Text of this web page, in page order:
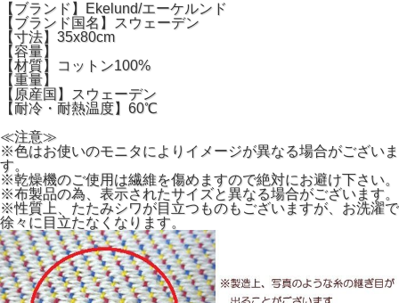
【ブランド】Ekelund/エーケルンド
【ブランド国名】スウェーデン
【寸法】35x80cm
【容量】
【材質】コットン100%
【重量】
【原産国】スウェーデン
【耐冷・耐熱温度】60℃
≪注意≫
※色はお使いのモニタによりイメージが異なる場合がございま
す。
※乾燥機のご使用は繊維を傷めますので絶対にお避け下さい。
※布製品の為、表示されたサイズと異なる場合がございます。
※性質上、たたみシワが目立つものもございますが、お洗濯で
徐々に目立たなくなります。